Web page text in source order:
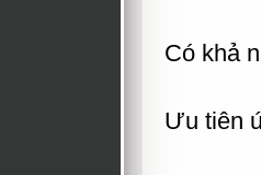
Có khả
Ưu tiên